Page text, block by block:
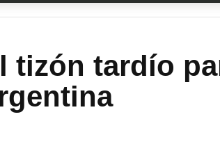
tizón tardío